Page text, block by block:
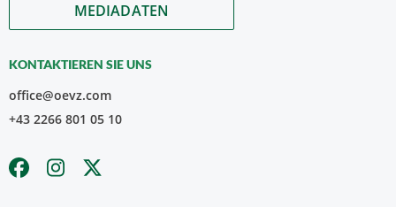
MEDIADATEN
KONTAKTIEREN SIE UNS
office@oevz.com
+43 2266 801 05 10